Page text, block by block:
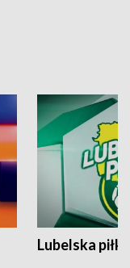
Lubelska piłka